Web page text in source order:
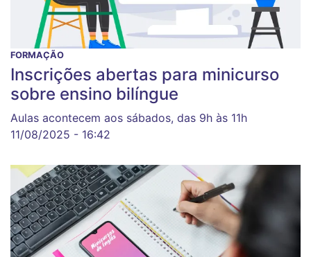
FORMAÇÃO
Inscrições abertas para minicurso
sobre ensino bilíngue
Aulas acontecem aos sábados, das 9h às 11h
11/08/2025 - 16:42